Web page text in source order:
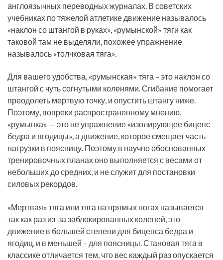
англоязычных переводных журналах. В советских
учебниках по тяжелой атлетике движение называлось
«наклон со штангой в руках», «румынской» тяги как
таковой там не выделяли, похожее упражнение
называлось «толчковая тяга».
Для вашего удобства, «румынская» тяга – это наклон со
штангой с чуть согнутыми коленями. Сгибание помогает
преодолеть мертвую точку, и опустить штангу ниже.
Поэтому, вопреки распространенному мнению,
«румынка» — это не упражнение «изолирующее бицепс
бедра и ягодицы», а движение, которое смещает часть
нагрузки в поясницу. Поэтому в научно обоснованных
тренировочных планах оно выполняется с весами от
небольших до средних, и не служит для постановки
силовых рекордов.
«Мертвая» тяга или тяга на прямых ногах называется
так как раз из-за заблокированных коленей, это
движение в большей степени для бицепса бедра и
ягодиц, и в меньшей – для поясницы. Становая тяга в
классике отличается тем, что вес каждый раз опускается